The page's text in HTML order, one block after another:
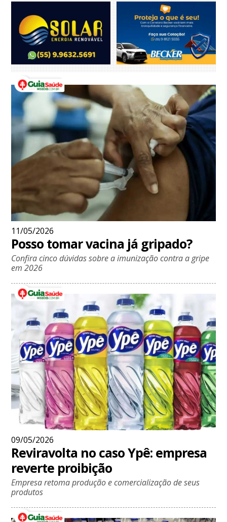
11/05/2026
Posso tomar vacina já gripado?
Confira cinco dúvidas sobre a imunização contra a gripe
em 2026
09/05/2026
Reviravolta no caso Ypê: empresa
reverte proibição
Empresa retoma produção e comercialização de seus
produtos